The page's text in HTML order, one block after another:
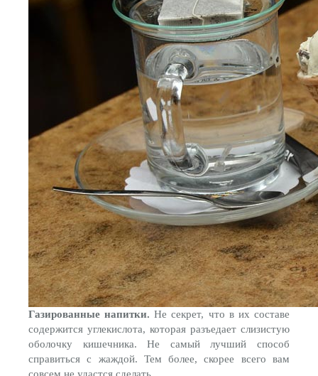
Газированные напитки. Не секрет, что в их составе
содержится углекислота, которая разъедает слизистую
оболочку кишечника. Не самый лучший способ
справиться с жаждой. Тем более, скорее всего вам